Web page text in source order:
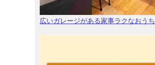
広いガレージがある家事ラクなおうち